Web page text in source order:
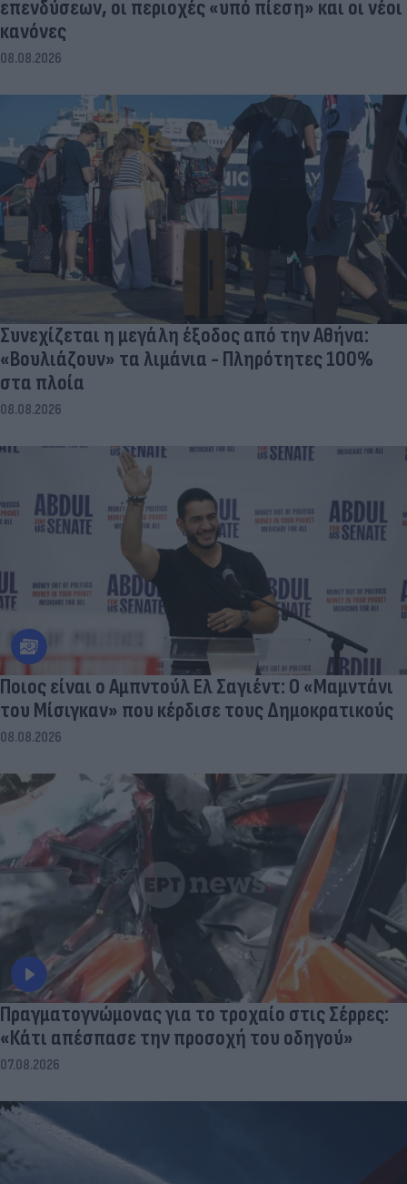
επενδύσεων, οι περιοχές «υπό πίεση» και οι νέοι
κανόνες
08.08.2026
Συνεχίζεται η μεγάλη έξοδος από την Αθήνα:
«Βουλιάζουν» τα λιμάνια - Πληρότητες 100%
στα πλοία
08.08.2026
Ποιος είναι ο Αμπντούλ Ελ Σαγιέντ: Ο «Μαμντάνι
του Μίσιγκαν» που κέρδισε τους Δημοκρατικούς
08.08.2026
Πραγματογνώμονας για το τροχαίο στις Σέρρες:
«Κάτι απέσπασε την προσοχή του οδηγού»
07.08.2026